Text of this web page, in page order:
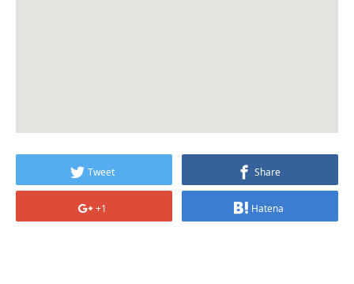
Tweet Share
+1 Hatena